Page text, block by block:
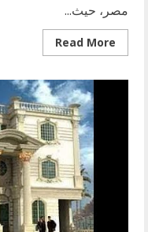
مصر، حيث...
Read More
Read
more
فلل
الساحل
الشمالي:
تحديات
وفرص